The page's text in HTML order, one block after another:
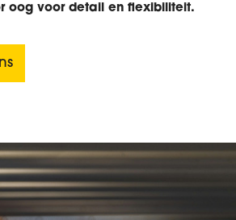
oog voor detail en flexibiliteit.